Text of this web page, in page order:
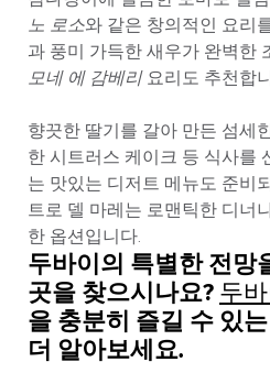
노 로소와 같은 창의적인 요리
과 풍미 가득한 새우가 완벽한
모네 에 감베리요리도 추천합
향끗한 딸기를 갈아 만든 섬세
한 시트러스 케이크 등 식사를
는 맛있는 디저트 메뉴도 준비
트로 델 마레는 로맨틱한 디너
한 옵션입니다.
두바이의 특별한 전망
곳을 찾으시나요?두
을 충분히 즐길 수 있는
더 알아보세요.